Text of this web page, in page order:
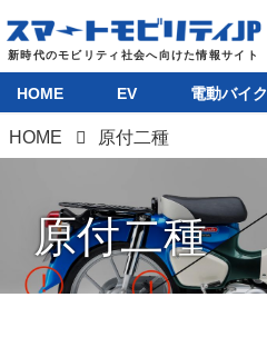
HOME EV 電動バイク
HOME 原付二種
原付二種